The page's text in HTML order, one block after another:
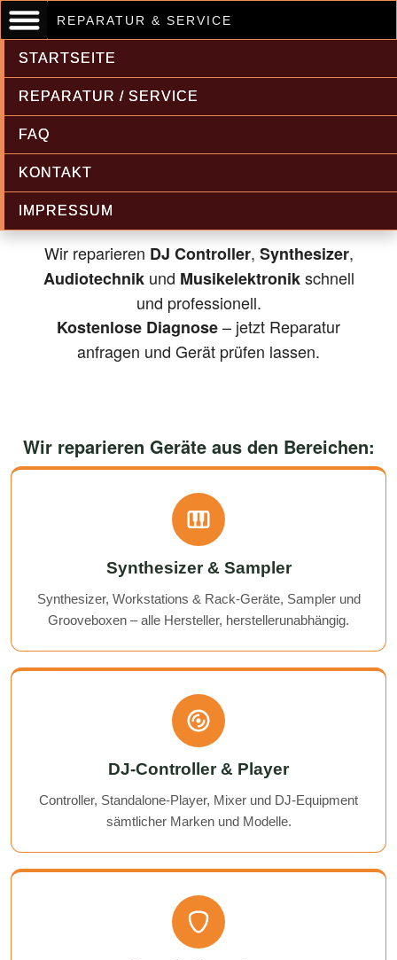
REPARATUR & SERVICE
STARTSEITE
REPARATUR / SERVICE
FAQ
KONTAKT
IMPRESSUM
Musikelektronik & Audiotechnik
Reparatur
Wir reparieren DJ Controller, Synthesizer,
Audiotechnikund Musikelektronikschnell
und professionell.
Kostenlose Diagnose– jetzt Reparatur
anfragen und Gerät prüfen lassen.
Wir reparieren Geräte aus den Bereichen:
Synthesizer & Sampler
Synthesizer, Workstations & Rack-Geräte, Sampler und
Grooveboxen – alle Hersteller, herstellerunabhängig.
DJ-Controller & Player
Controller, Standalone-Player, Mixer und DJ-Equipment
sämtlicher Marken und Modelle.